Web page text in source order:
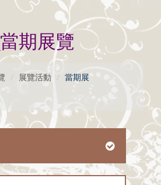
期展覽
展覽活動
當期展